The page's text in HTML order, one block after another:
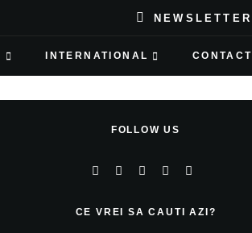
NEWSLETTER
INTERNATIONAL CONTACT
FOLLOW US
CE VREI SA CAUTI AZI?